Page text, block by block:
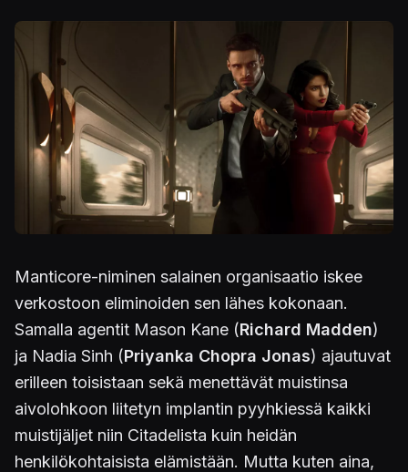
Manticore-niminen salainen organisaatio iskee
verkostoon eliminoiden sen lähes kokonaan.
Samalla agentit Mason Kane (Richard Madden)
ja Nadia Sinh (Priyanka Chopra Jonas) ajautuvat
erilleen toisistaan sekä menettävät muistinsa
aivolohkoon liitetyn implantin pyyhkiessä kaikki
muistijäljet niin Citadelista kuin heidän
henkilökohtaisista elämistään. Mutta kuten aina,